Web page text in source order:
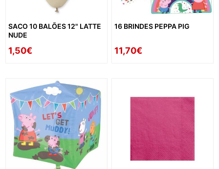
SACO 10 BALÕES 12" LATTE
NUDE
1,50€
16 BRINDES PEPPA PIG
11,70€